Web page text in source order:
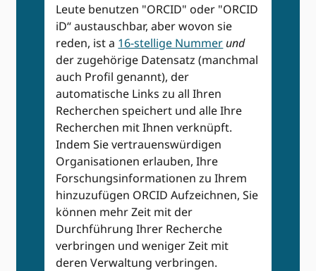
Leute benutzen "ORCID" oder "ORCID
iD“ austauschbar, aber wovon sie
reden, ist a 16-stellige Nummer und
der zugehörige Datensatz (manchmal
auch Profil genannt), der
automatische Links zu all Ihren
Recherchen speichert und alle Ihre
Recherchen mit Ihnen verknüpft.
Indem Sie vertrauenswürdigen
Organisationen erlauben, Ihre
Forschungsinformationen zu Ihrem
hinzuzufügen ORCID Aufzeichnen, Sie
können mehr Zeit mit der
Durchführung Ihrer Recherche
verbringen und weniger Zeit mit
deren Verwaltung verbringen.